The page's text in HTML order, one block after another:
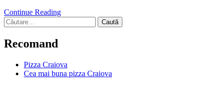
Continue Reading
Caută
după:
Recomand
Pizza Craiova
Cea mai buna pizza Craiova